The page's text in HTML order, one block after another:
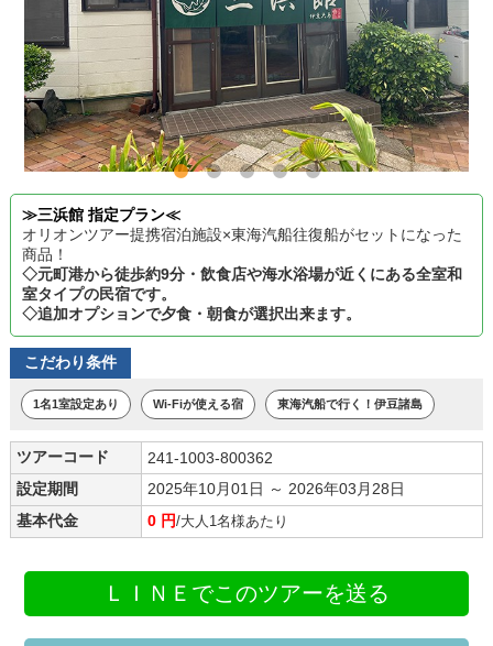
≫三浜館 指定プラン≪
オリオンツアー提携宿泊施設×東海汽船往復船がセットになった
商品！
◇元町港から徒歩約9分・飲食店や海水浴場が近くにある全室和
室タイプの民宿です。
◇追加オプションで夕食・朝食が選択出来ます。
こだわり条件
1名1室設定あり Wi-Fiが使える宿 東海汽船で行く！伊豆諸島
ツアーコード
241-1003-800362
設定期間
2025年10月01日 ～ 2026年03月28日
基本代金
0 円/大人1名様あたり
ＬＩＮＥでこのツアーを送る